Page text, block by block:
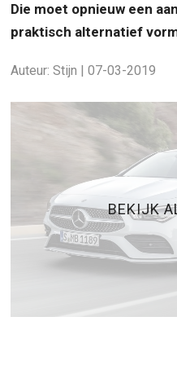
Die moet opnieuw een
praktisch alternatief
Auteur: Stijn | 07-03-2019
BEKIJK